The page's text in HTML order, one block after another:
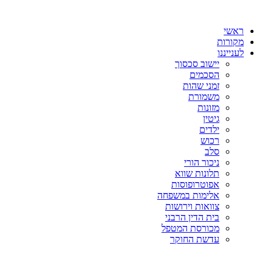
ראשי
מקורות
לענייננו
יישוב סכסוך
הסכמים
זמני שהות
משמורת
מזונות
גיטין
ילדים
רכוש
סלב
ניכור הורי
תלונות שווא
אפוטרופוסות
אלימות במשפחה
צוואות וירושות
בית הדין הרבני
מכורסת המטפל
עדשת החוקר